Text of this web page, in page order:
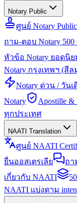
Notary Public
ศูนย์ Notary Public
ถาม-ตอบ Notary 500
หัวข้อ Notary ยอดนิย
Notary กรุงเทพฯ (สี
Notary ด่วน / วันเ
Notary
Apostille &
ทุกประเทศ
NAATI Translation
ศูนย์ NAATI
ยื่นออสเตรเลีย
ถา
เกี่ยวกับ NAATI
NAATI แบ่งตาม